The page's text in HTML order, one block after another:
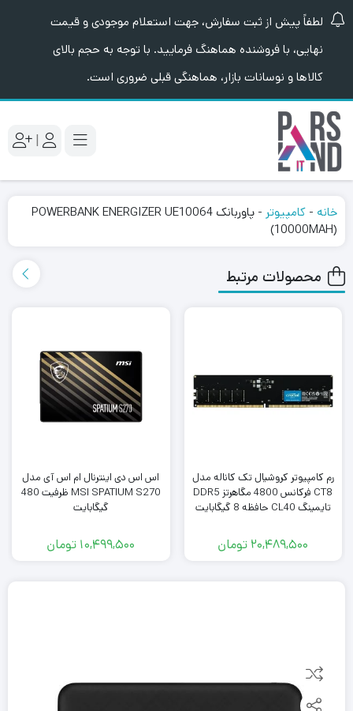
لطفاً پیش از ثبت سفارش، جهت استعلام موجودی و قیمت
نهایی، با فروشنده هماهنگ فرمایید. با توجه به حجم بالای
کالاها و نوسانات بازار، هماهنگی قبلی ضروری است.
|
خانه - کامپیوتر -
پاوربانک POWERBANK ENERGIZER UE10064
(10000MAH)
محصولات مرتبط
رم کامپیوتر کروشیال تک کاناله مدل
CT8 فرکانس 4800 مگاهرتز DDR5
تایمینگ CL40 حافظه 8 گیگابایت
20,489,500 تومان
اس اس دی اینترنال ام اس آی مدل
MSI SPATIUM S270 ظرفیت 480
گیگابایت
10,499,500 تومان